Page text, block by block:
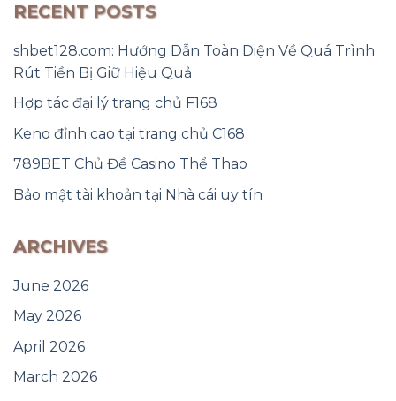
RECENT POSTS
shbet128.com: Hướng Dẫn Toàn Diện Về Quá Trình
Rút Tiền Bị Giữ Hiệu Quả
Hợp tác đại lý trang chủ F168
Keno đỉnh cao tại trang chủ C168
789BET Chủ Đề Casino Thể Thao
Bảo mật tài khoản tại Nhà cái uy tín
ARCHIVES
June 2026
May 2026
April 2026
March 2026